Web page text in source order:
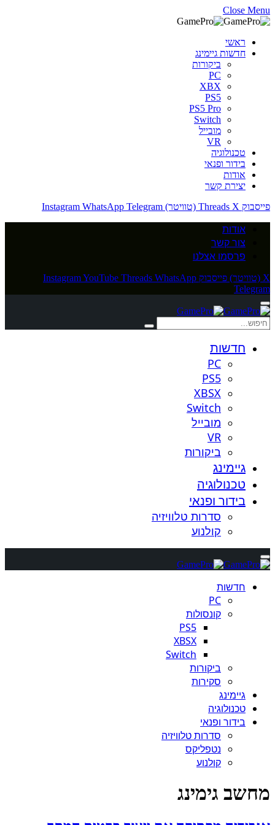
Close Menu
ראשי
חדשות גיימינג
ביקורות
PC
XBX
PS5
PS5 Pro
Switch
מובייל
VR
טכנולוגיה
בידור ופנאי
אודות
יצירת קשר
פייסבוק
Threads X (טוויטר) Instagram WhatsApp Telegram
אודות
צור קשר
פרסמו אצלנו
X (טוויטר) פייסבוק InstagramYouTube Threads WhatsApp
Telegram
חדשות
PC
PS5
XBSX
Switch
מובייל
VR
ביקורות
גיימינג
טכנולוגיה
בידור ופנאי
סדרות טלוויזיה
קולנוע
חדשות
PC
קונסולות
PS5
XBSX
Switch
ביקורות
סקירות
גיימינג
טכנולוגיה
בידור ופנאי
סדרות טלוויזיה
נטפליקס
קולנוע
מחשב גימינג